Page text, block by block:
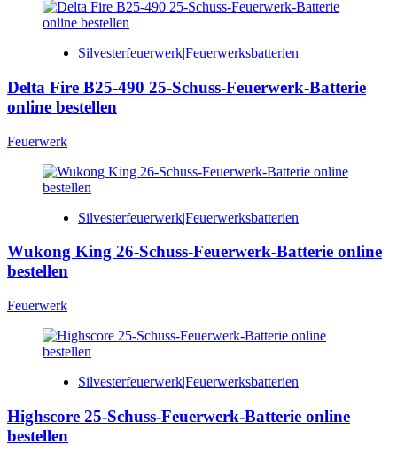
Silvesterfeuerwerk|Feuerwerksbatterien
Delta Fire B25-490 25-Schuss-Feuerwerk-Batterie
online bestellen
Feuerwerk
Silvesterfeuerwerk|Feuerwerksbatterien
Wukong King 26-Schuss-Feuerwerk-Batterie online
bestellen
Feuerwerk
Silvesterfeuerwerk|Feuerwerksbatterien
Highscore 25-Schuss-Feuerwerk-Batterie online
bestellen